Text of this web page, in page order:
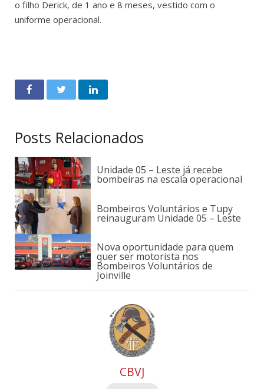
o filho Derick, de 1 ano e 8 meses, vestido com o
uniforme operacional.
Posts Relacionados
Unidade 05 – Leste já recebe
bombeiras na escala operacional
Bombeiros Voluntários e Tupy
reinauguram Unidade 05 – Leste
Nova oportunidade para quem
quer ser motorista nos
Bombeiros Voluntários de
Joinville
CBVJ